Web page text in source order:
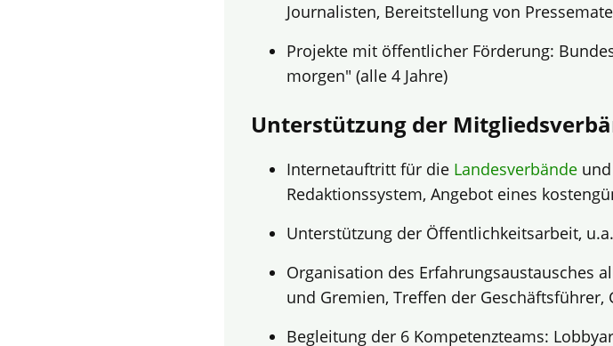
Journalisten, Bereitstellung von
Projekte mit öffentlicher Förderung:
morgen" (alle 4 Jahre)
Unterstützung der
Internetauftritt für die Landesverbände
Redaktionssystem, Angebot eines
Unterstützung der Öffentlichkeitsarbeit,
Organisation des Erfahrungsaustausches
und Gremien, Treffen der
Begleitung der 6 Kompetenzteams: